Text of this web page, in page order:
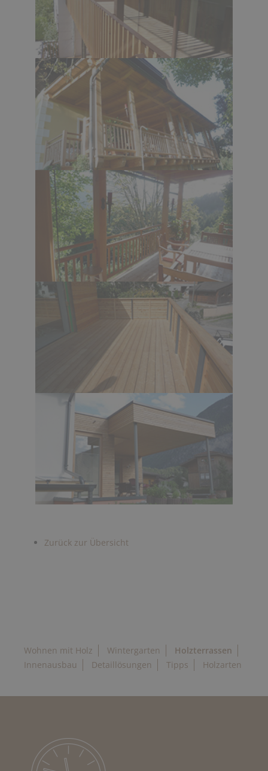
Zurück zur Übersicht
Wohnen mit Holz Wintergarten
Holzterrassen
Innenausbau
Detaillösungen Tipps Holzarten